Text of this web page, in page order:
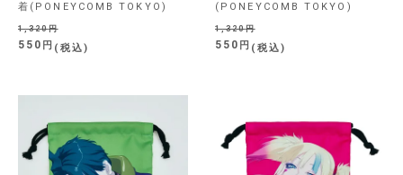
着(PONEYCOMB TOKYO)
1,320
550 税込
(PONEYCOMB TOKYO)
1,320
550 税込